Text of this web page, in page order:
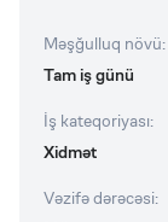
Məşğulluq növü:
Tam iş günü
İş kateqoriyası:
Xidmət
Vəzifə dərəcəsi: